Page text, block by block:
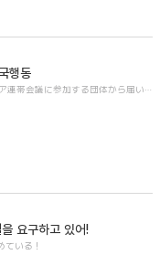
행동
第12回日本軍「慰安婦」問題アジア連帯会議に参加する団体から届いた紹介文
요구하고 있어!
ている！